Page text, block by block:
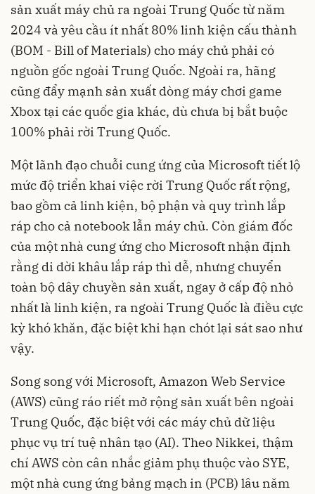
sản xuất máy chủ ra ngoài Trung Quốc từ năm
2024 và yêu cầu ít nhất 80% linh kiện cấu thành
(BOM - Bill of Materials) cho máy chủ phải có
nguồn gốc ngoài Trung Quốc. Ngoài ra, hãng
cũng đẩy mạnh sản xuất dòng máy chơi game
Xbox tại các quốc gia khác, dù chưa bị bắt buộc
100% phải rời Trung Quốc.
Một lãnh đạo chuỗi cung ứng của Microsoft tiết lộ
mức độ triển khai việc rời Trung Quốc rất rộng,
bao gồm cả linh kiện, bộ phận và quy trình lắp
ráp cho cả notebook lẫn máy chủ. Còn giám đốc
của một nhà cung ứng cho Microsoft nhận định
rằng di dời khâu lắp ráp thì dễ, nhưng chuyển
toàn bộ dây chuyền sản xuất, ngay ở cấp độ nhỏ
nhất là linh kiện, ra ngoài Trung Quốc là điều cực
kỳ khó khăn, đặc biệt khi hạn chót lại sát sao như
vậy.
Song song với Microsoft, Amazon Web Service
(AWS) cũng ráo riết mở rộng sản xuất bên ngoài
Trung Quốc, đặc biệt với các máy chủ dữ liệu
phục vụ trí tuệ nhân tạo (AI). Theo Nikkei, thậm
chí AWS còn cân nhắc giảm phụ thuộc vào SYE,
một nhà cung ứng bảng mạch in (PCB) lâu năm